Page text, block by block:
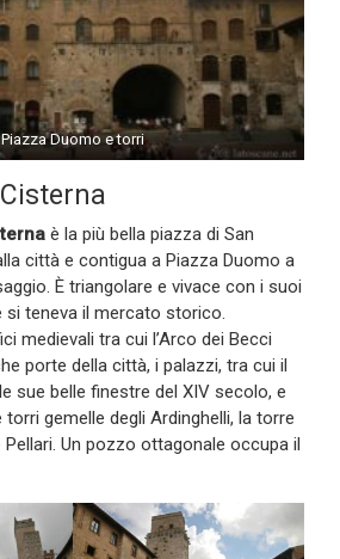
Piazza Duomo e torri
è la più bella piazza di San
città e contigua a Piazza Duomo a
È triangolare e vivace con i suoi
teneva il mercato storico.
medievali tra cui l’Arco dei Becci
porte della città, i palazzi, tra cui il
sue belle finestre del XIV secolo, e
gemelle degli Ardinghelli, la torre
Un pozzo ottagonale occupa il